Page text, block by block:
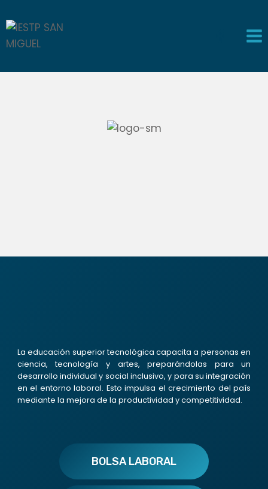
La educación superior tecnológica capacita a personas en
ciencia, tecnología y artes, preparándolas para un
desarrollo individual y social inclusivo, y para su integración
en el entorno laboral. Esto impulsa el crecimiento del país
mediante la mejora de la productividad y competitividad.
BOLSA LABORAL